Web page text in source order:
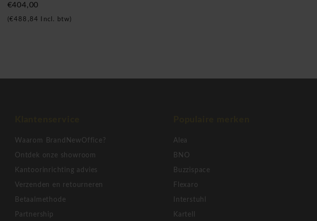
€404,00
(€488,84 Incl. btw)
Waarom BrandNewOffice?
Ontdek onze showroom
Kantoorinrichting advies
Verzenden en retourneren
Betaalmethode
Partnership
Alea
BNO
Buzzispace
Flexaro
Interstuhl
Kartell